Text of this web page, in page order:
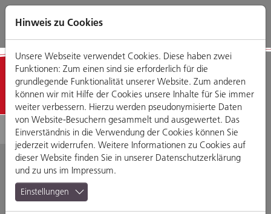
Direkt
zum
Zum
Hauptmenü
Zum
Footermenü
Zur
Website-
Detailansicht
Subway
Hinweis zu Cookies
Unsere Webseite verwendet Cookies. Diese haben zwei
Funktionen: Zum einen sind sie erforderlich für die
grundlegende Funktionalität unserer Website. Zum anderen
können wir mit Hilfe der Cookies unsere Inhalte für Sie immer
weiter verbessern. Hierzu werden pseudonymisierte Daten
von Website-Besuchern gesammelt und ausgewertet. Das
Einverständnis in die Verwendung der Cookies können Sie
jederzeit widerrufen. Weitere Informationen zu Cookies auf
dieser Website finden Sie in unserer Datenschutzerklärung
und zu uns im Impressum.
Einstellungen